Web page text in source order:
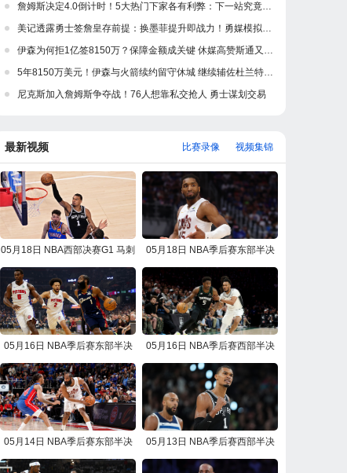
詹姆斯决定4.0倒计时！5大热门下家各有利弊：下一站究竟是何处？
美记透露勇士签詹皇存前提：换墨菲提升即战力！勇媒模拟5换1出3首轮
伊森为何拒1亿签8150万？保障金额成关键 休媒高赞斯通又一妙手
5年8150万美元！伊森与火箭续约留守休城 继续辅佐杜兰特冲冠
尼克斯加入詹姆斯争夺战！76人想靠私交抢人 勇士谋划交易
最新视频 视频集锦
比赛录像
05月18日 NBA西部决赛G1 马刺
05月18日 NBA季后赛东部半决
05月16日 NBA季后赛东部半决
05月16日 NBA季后赛西部半决
放
05月14日 NBA季后赛东部半决
05月13日 NBA季后赛西部半决
放